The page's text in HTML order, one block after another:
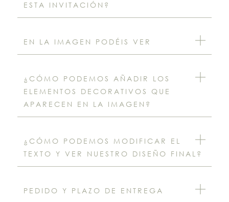
ESTA INVITACIÓN?
EN LA IMAGEN PODÉIS VER
¿CÓMO PODEMOS AÑADIR LOS
ELEMENTOS DECORATIVOS QUE
APARECEN EN LA IMAGEN?
¿CÓMO PODEMOS MODIFICAR EL
TEXTO Y VER NUESTRO DISEÑO FINAL?
PEDIDO Y PLAZO DE ENTREGA